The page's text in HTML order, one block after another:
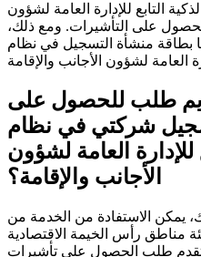
التابع للإدارة العامة لشؤون
على التأشيرات. ومع ذلك،
بطاقة منشأة التسجيل في نظام
طلب للحصول على
شركتي في نظام
للإدارة العامة لشؤون
الأجانب والإقامة؟
يمكن الاستفادة من الخدمة من
مناطق رأس الخيمة الاقتصادية
طلب الحصول على تأشيرات